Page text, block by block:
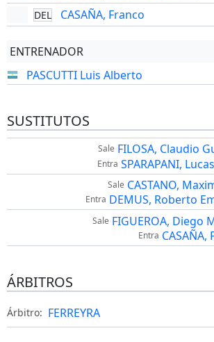
DEL CASAÑA, Franco
ENTRENADOR
PASCUTTI Luis Alberto
SUSTITUTOS
Sale FILOSA, Claudio
Entra SPARAPANI,
Sale CASTANO,
Entra DEMUS, Roberto
Sale FIGUEROA, Diego
Entra CASAÑA,
ÁRBITROS
Árbitro: FERREYRA